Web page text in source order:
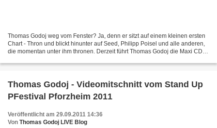
Thomas Godoj weg vom Fenster? Ja, denn er sitzt auf einem kleinen ersten
Chart - Thron und blickt hinunter auf Seed, Philipp Poisel und alle anderen,
die momentan unter ihm thronen. Derzeit führt Thomas Godoj die Maxi CD -
Thomas Godoj - Videomitschnitt vom Stand Up
PFestival Pforzheim 2011
Veröffentlicht am 29.09.2011 14:36
Von Thomas Godoj LIVE Blog